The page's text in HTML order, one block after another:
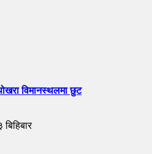
विमानस्थलमा छुट